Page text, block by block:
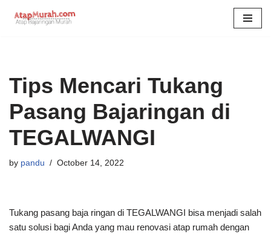
Tips Mencari Tukang
Pasang Bajaringan di
TEGALWANGI
by pandu October 14, 2022
Tukang pasang baja ringan di TEGALWANGI bisa menjadi salah
satu solusi bagi Anda yang mau renovasi atap rumah dengan